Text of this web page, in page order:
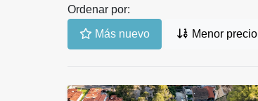
Ordenar por:
Más nuevo Menor precio